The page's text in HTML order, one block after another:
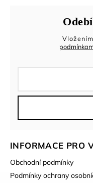
INFORMACE PRO
Obchodní podmínky
Podmínky ochrany